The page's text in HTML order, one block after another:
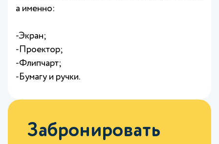
а именно:
-Экран;
-Проектор;
-Флипчарт;
-Бумагу и ручки.
Забронировать